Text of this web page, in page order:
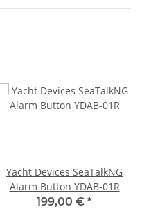
Yacht Devices SeaTalkNG
Alarm Button YDAB-01R
199,00 € *